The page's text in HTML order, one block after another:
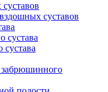
суставов
сустава
сустава